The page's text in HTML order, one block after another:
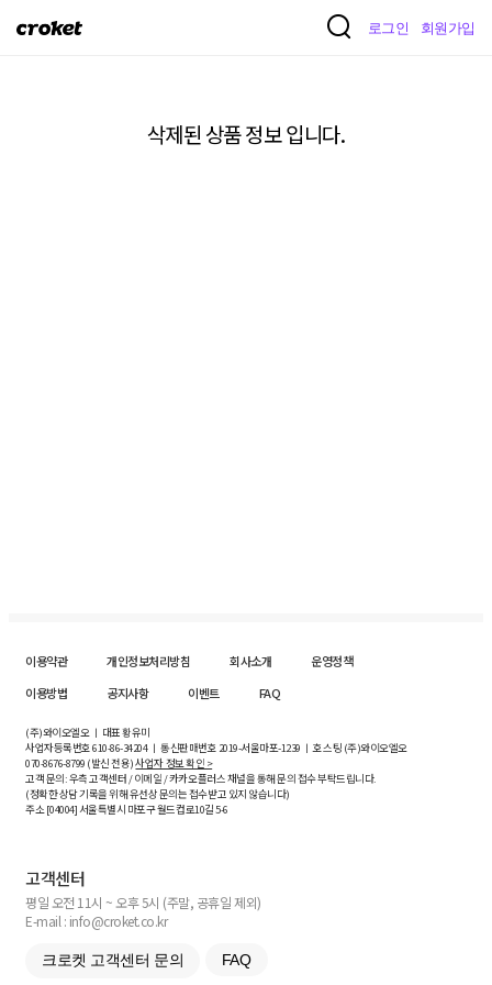
크
로그인 회원가입
삭제된 상품 정보 입니다.
이용약관 개인정보처리방침 회사소개
운영정책
이용방법
공지사항 이벤트 FAQ
(주)와이오엘오 ㅣ 대표 황유미
사업자등록번호610-86-34204ㅣ 통신판매번호 2019-서울마포-1239 ㅣ 호스팅 (주)와이오엘오
070-8676-8799 (발신 전용)사업자 정보 확인 >
고객 문의: 우측 고객센터 / 이메일 / 카카오플러스 채널을 통해 문의 접수 부탁드립니다.
(정확한 상담 기록을 위해 유선상 문의는 접수받고 있지 않습니다)
주소 [04004] 서울특별시 마포구 월드컵로10길5-6
고객센터
평일 오전 11시 ~ 오후 5시 (주말, 공휴일 제외)
E-mail : info@croket.co.kr
크로켓 고객센터 문의 FAQ